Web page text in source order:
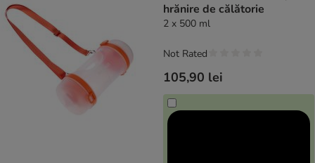
hrănire de călătorie
2 x 500 ml
105,90 lei
Not Rated